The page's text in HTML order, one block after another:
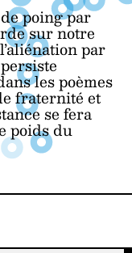
poing par
sur notre
par
les poèmes
fraternité et
se fera
poids du